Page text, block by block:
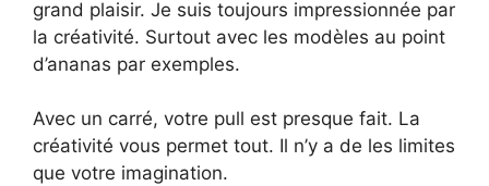
grand plaisir. Je suis toujours impressionnée par
la créativité. Surtout avec les modèles au point
d’ananas par exemples.
Avec un carré, votre pull est presque fait. La
créativité vous permet tout. Il n’y a de les limites
que votre imagination.